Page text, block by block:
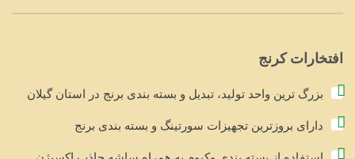
افتخارات کرنج
بزرگ ترین واحد تولید، تبدیل و بسته بندی برنج در استان گیلان
دارای بروزترین تجهیزات سورتینگ و بسته بندی برنج